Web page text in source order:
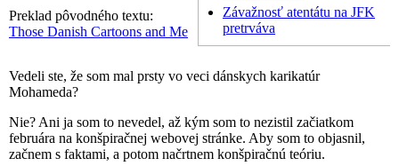
Závažnosť atentátu na JFK
pretrváva
Preklad pôvodného textu:
Those Danish Cartoons and Me
Vedeli ste, že som mal prsty vo veci dánskych karikatúr
Mohameda?
Nie? Ani ja som to nevedel, až kým som to nezistil začiatkom
februára na konšpiračnej webovej stránke. Aby som to objasnil,
začnem s faktami, a potom načrtnem konšpiračnú teóriu.